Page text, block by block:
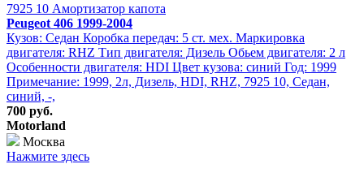
7925 10 Амортизатор капота
Peugeot 406 1999-2004
Кузов: Седан Коробка передач: 5 ст. мех. Маркировка
двигателя: RHZ Тип двигателя: Дизель Обьем двигателя: 2 л
Особенности двигателя: HDI Цвет кузова: синий Год: 1999
Примечание: 1999, 2л, Дизель, HDI, RHZ, 7925 10, Седан,
синий, -,
700 руб.
Motorland
Москва
Нажмите здесь